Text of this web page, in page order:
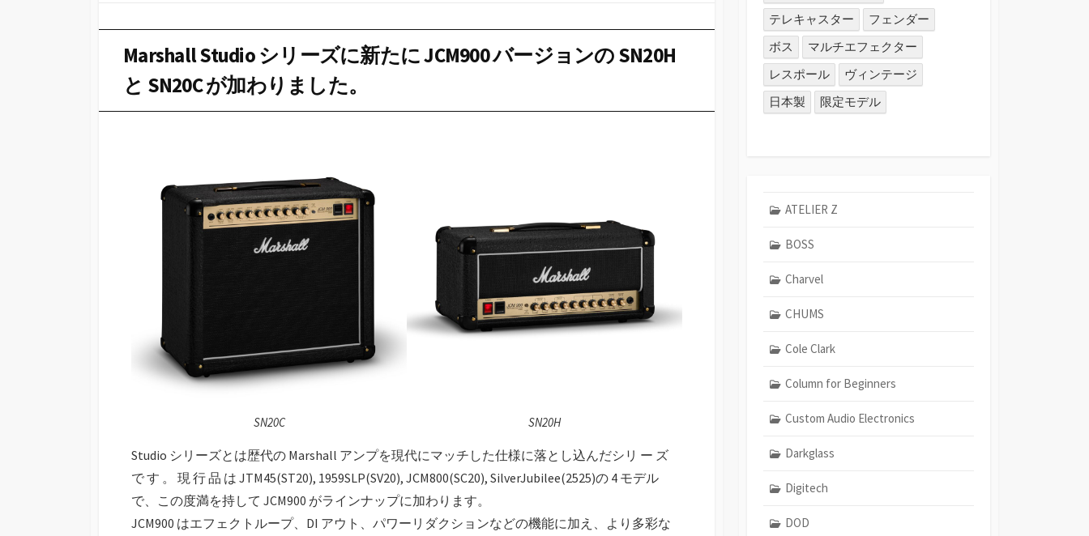
Marshall Studio シリーズに新たに JCM900 バージョンの SN20H
と SN20C が加わりました。
SN20C SN20H
Studio シリーズとは歴代の Marshall アンプを現代にマッチした仕様に落とし込んだシリ ー ズ
で す 。 現 行 品 は JTM45(ST20), 1959SLP(SV20), JCM800(SC20), SilverJubilee(2525)の 4 モデル
で、この度満を持して JCM900 がラインナップに加わります。
JCM900 はエフェクトループ、DI アウト、パワーリダクションなどの機能に加え、より多彩な
テレキャスター
フェンダー
ボス
マルチエフェクター
レスポール
ヴィンテージ
日本製
限定モデル
ATELIER Z
BOSS
Charvel
CHUMS
Cole Clark
Column for Beginners
Custom Audio Electronics
Darkglass
Digitech
DOD